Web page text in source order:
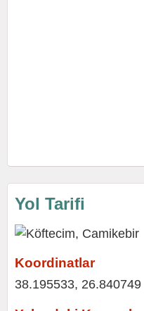
Yol Tarifi
Koordinatlar
38.195533, 26.840749